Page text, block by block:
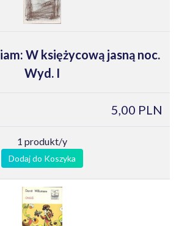
W księżycową jasną noc.
Wyd. I
5,00 PLN
1 produkt/y
Dodaj do Koszyka